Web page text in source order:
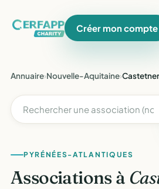
Créer mon compte
Annuaire›Nouvelle-Aquitaine›Castetner
PYRÉNÉES-ATLANTIQUES
Associations à